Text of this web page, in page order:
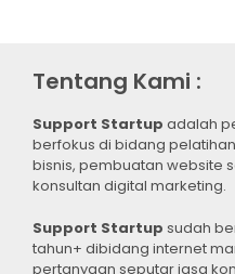
Tentang Kami :
Support Startup adalah
berfokus di bidang
bisnis, pembuatan website
konsultan digital marketing.
Support Startup sudah
tahun+ dibidang internet
pertanyaan seputar jasa